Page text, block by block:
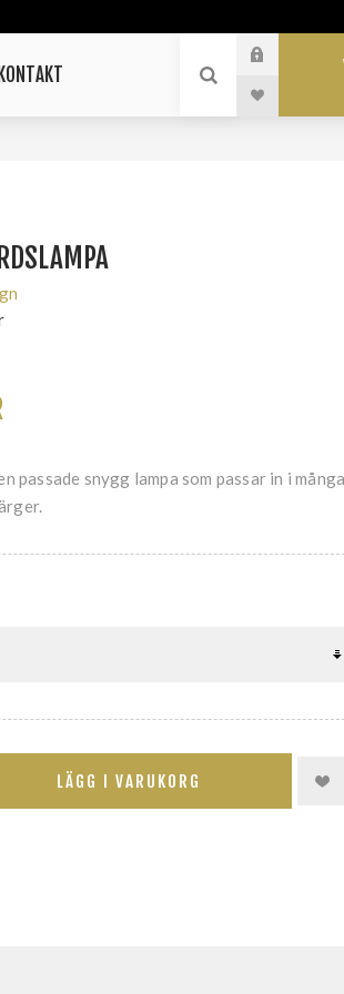
KONTAKT
passade snygg lampa som passar in i
LÄGG I VARUKORG